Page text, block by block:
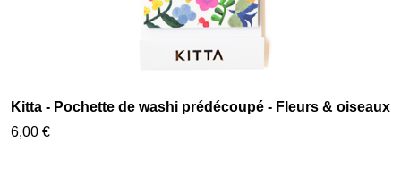
Kitta - Pochette de washi prédécoupé - Fleurs & oiseaux
6,00 €